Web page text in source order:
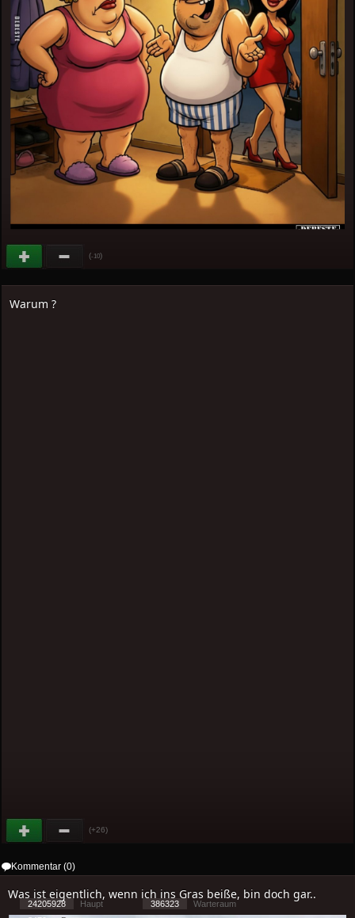
(-10)
Warum ?
(+26)
Kommentar (0)
Was ist eigentlich, wenn ich ins Gras beiße, bin doch gar..
24205928 Haupt 386323
Warteraum